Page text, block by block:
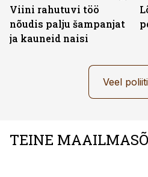
Viini rahutuvi töö
nõudis palju šampanjat
ja kauneid naisi
Veel
TEINE